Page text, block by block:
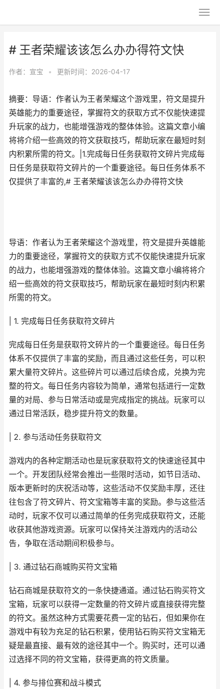
# 王者荣耀该该怎么办办得符文快
作者： 宣宝 • 更新时间：2026-04-17
摘要：导语：作者认为王者荣耀这个游戏里，符文是提升
英雄能力的重要途径，掌握符文的获取方式不仅能快速提
升玩家的战力，也能增强游戏的整体体验。这篇文章小编
将将介绍一些高效的符文获取技巧，帮助玩家在最短时刻
内积累所需的符文。|1.完成每日任务获取符文碎片完成每
日任务是获取符文碎片的一个重要途径。每日任务体系不
仅提供了丰富的,# 王者荣耀该该怎么办办得符文快
导语：作者认为王者荣耀这个游戏里，符文是提升英雄能
力的重要途径，掌握符文的获取方式不仅能快速提升玩家
的战力，也能增强游戏的整体体验。这篇文章小编将将介
绍一些高效的符文获取技巧，帮助玩家在最短时刻内积累
所需的符文。
| 1. 完成每日任务获取符文碎片
完成每日任务是获取符文碎片的一个重要途径。每日任务
体系不仅提供了丰富的奖励，而且通过这些任务，可以积
累大量符文碎片。这些碎片可以通过后续合成，兑换为完
整的符文。每日任务内容较为简单，通常包括进行一定数
量的对局、参与日常活动或是完成指定的挑战。玩家可以
通过日常活跃，稳步提升符文的数量。
| 2. 参与活动任务获取符文
游戏内的各种定期活动也是玩家获取符文的快速途径其中
一个。开发团队经常会推出一些限时活动，如节日活动、
版本更新时的庆祝活动等，这些活动不仅奖励丰厚，还往
往包含了符文碎片、符文宝箱等丰富的奖励。参与这些活
动时，玩家不仅可以通过简单的任务完成获取符文，还能
收获其他游戏资源。玩家可以保持关注游戏内的活动公
告，争取在活动期间积极参与。
| 3. 通过钻石商城购买符文宝箱
钻石商城是获取符文的一条快捷通道。通过钻石购买符文
宝箱，玩家可以获得一定数量的符文碎片或直接获得完整
的符文。虽然这种方式需要花费一定的钻石，但如果你在
游戏中有较为充足的钻石积累，使用钻石购买符文宝箱无
疑是最直接、最有效的途径其中一个。购买时，还可以通
过选择不同的符文宝箱，获得更高的符文质量。
| 4. 参与排位赛和战斗模式